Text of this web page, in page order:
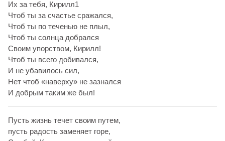
Их за тебя, Кирилл1
Чтоб ты за счастье сражался,
Чтоб ты по теченью не плыл,
Чтоб ты солнца добрался
Своим упорством, Кирилл!
Чтоб ты всего добивался,
И не убавилось сил,
Нет чтоб «наверху» не зазнался
И добрым таким же был!
Пусть жизнь течет своим путем,
пусть радость заменяет горе,